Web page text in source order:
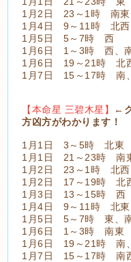
1月2日 23～1時 南東
1月4日 9～11時 北西
1月5日 5～7時 西
1月6日 1～3時 西、
1月6日 19～21時 北
1月7日 15～17時 南
【本命星 三碧木星】
←
方凶方がわかります！
1月1日 3～5時 北東
1月1日 21～23時 南
1月2日 23～1時 北西
1月2日 17～19時 北
1月3日 13～15時 西
1月4日 9～11時 北東
1月5日 5～7時 東、
1月6日 1～3時 南東
1月6日 19～21時 南
1月7日 15～17時 南